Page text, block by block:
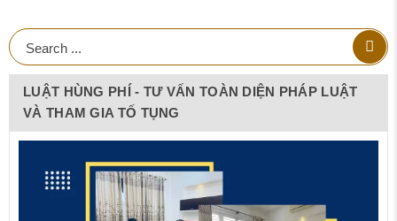
LUẬT HÙNG PHÍ - TƯ VẤN TOÀN DIỆN PHÁP LUẬT
VÀ THAM GIA TỐ TỤNG